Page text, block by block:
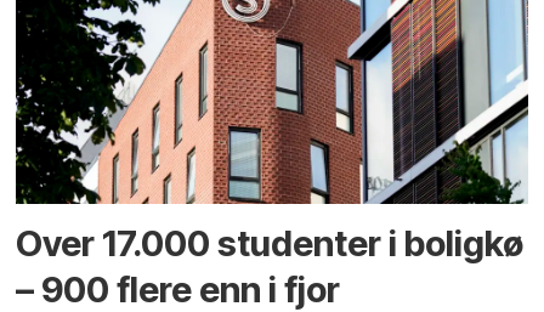
Over 17.000 studenter i boligkø
– 900 flere enn i fjor